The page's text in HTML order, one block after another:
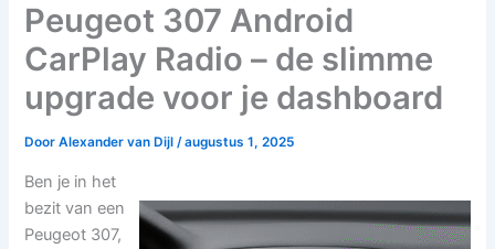
Peugeot 307 Android
CarPlay Radio – de slimme
upgrade voor je dashboard
DoorAlexander van Dijl/augustus 1, 2025
Ben je in het
bezit van een
Peugeot 307,